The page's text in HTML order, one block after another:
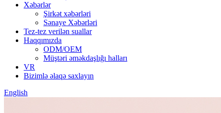
Xəbərlər
Şirkət xəbərləri
Sənaye Xəbərləri
Tez-tez verilən suallar
Haqqımızda
ODM/OEM
Müştəri əməkdaşlığı halları
VR
Bizimlə əlaqə saxlayın
English